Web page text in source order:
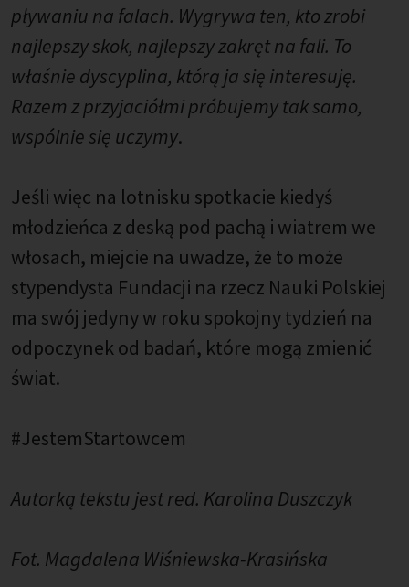
pływaniu na falach. Wygrywa ten, kto zrobi
najlepszy skok, najlepszy zakręt na fali. To
właśnie dyscyplina, którą ja się interesuję.
Razem z przyjaciółmi próbujemy tak samo,
wspólnie się uczymy.
Jeśli więc na lotnisku spotkacie kiedyś
młodzieńca z deską pod pachą i wiatrem we
włosach, miejcie na uwadze, że to może
stypendysta Fundacji na rzecz Nauki Polskiej
ma swój jedyny w roku spokojny tydzień na
odpoczynek od badań, które mogą zmienić
świat.
#JestemStartowcem
Autorką tekstu jest red. Karolina Duszczyk
Fot. Magdalena Wiśniewska-Krasińska